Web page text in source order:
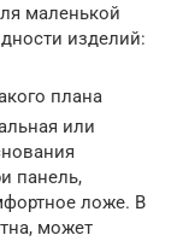
маленькой
изделий:
плана
или
панель,
ложе. В
может